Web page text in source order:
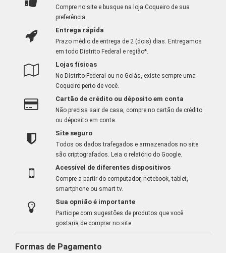
Compre no site e busque na loja Coqueiro de sua
preferência.
Entrega rápida
Prazo médio de entrega de 2 (dois) dias. Entregamos
em todo Distrito Federal e região*.
Lojas físicas
No Distrito Federal ou no Goiás, existe sempre uma
Coqueiro perto de você.
Cartão de crédito ou déposito em conta
Não precisa sair de casa, compre no cartão de crédito
ou déposito em conta.
Site seguro
Todos os dados trafegados e armazenados no site
são criptografados. Leia o relatório do Google.
Acessível de diferentes dispositivos
Compre a partir do computador, notebook, tablet,
smartphone ou smart tv.
Sua opnião é importante
Participe com sugestões de produtos que você
gostaria de comprar no site.
Formas de Pagamento